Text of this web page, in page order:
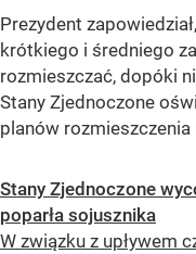
Prezydent
krótkiego i średniego
rozmieszczać, dopóki
Stany Zjednoczone
planów
Stany Zjednoczone
poparła sojusznika
W związku z upływem